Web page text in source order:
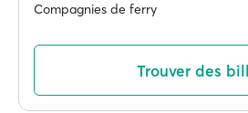
Compagnies de ferry
Trouver des